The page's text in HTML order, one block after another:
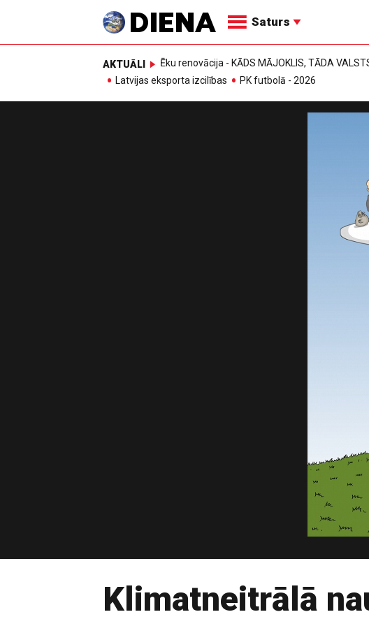
Saturs
AKTUĀLI Ēku renovācija - KĀDS MĀJOKLIS, TĀDA
Latvijas eksporta izcilības
PK futbolā - 2026
Klimatneitrālā